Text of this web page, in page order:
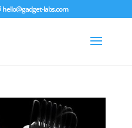
hello@gadget-labs.com